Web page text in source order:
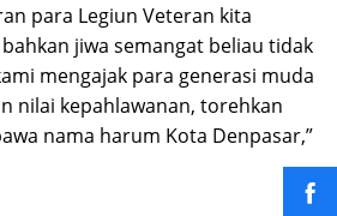
para Legiun Veteran kita
jiwa semangat beliau tidak
mengajak para generasi muda
nilai kepahlawanan, torehkan
nama harum Kota Denpasar,”